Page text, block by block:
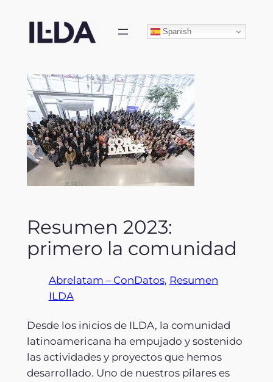
content
Spanish
Resumen 2023:
primero la comunidad
Abrelatam – ConDatos, Resumen
ILDA
Desde los inicios de ILDA, la comunidad
latinoamericana ha empujado y sostenido
las actividades y proyectos que hemos
desarrollado. Uno de nuestros pilares es